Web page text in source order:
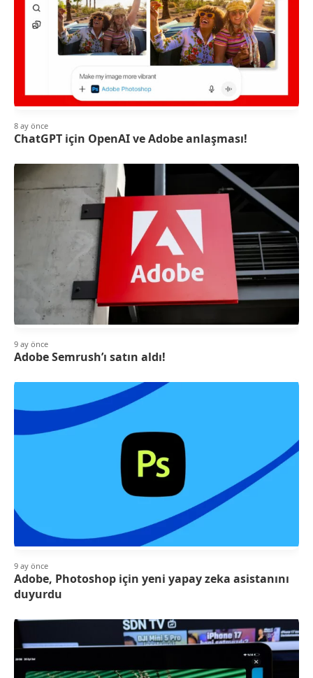
8 ay önce
ChatGPT için OpenAI ve Adobe anlaşması!
9 ay önce
Adobe Semrush’ı satın aldı!
9 ay önce
Adobe, Photoshop için yeni yapay zeka asistanını
duyurdu